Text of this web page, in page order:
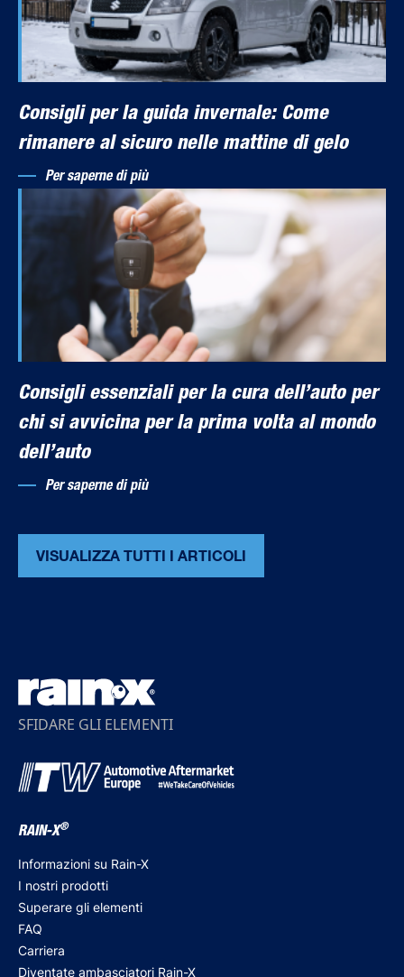
Consigli per la guida invernale: Come
rimanere al sicuro nelle mattine di gelo
Per saperne di più
Consigli essenziali per la cura dell’auto per
chi si avvicina per la prima volta al mondo
dell’auto
Per saperne di più
VISUALIZZA TUTTI I ARTICOLI
SFIDARE GLI ELEMENTI
RAIN-X®
Informazioni su Rain-X
I nostri prodotti
Superare gli elementi
FAQ
Carriera
Diventate ambasciatori Rain-X